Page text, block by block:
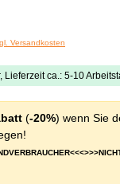
Versandkosten
Lieferzeit ca.: 5-10
(-20%) wenn Sie